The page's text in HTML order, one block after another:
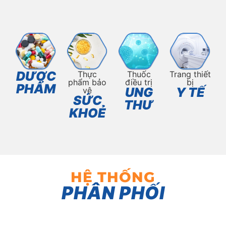
DƯỢC
PHẨM
Thực
phẩm bảo
vệ
SỨC
KHOẺ
Thuốc
điều trị
UNG
THƯ
Trang thiết
bị
Y TẾ
HỆ THỐNG
PHÂN PHỐI